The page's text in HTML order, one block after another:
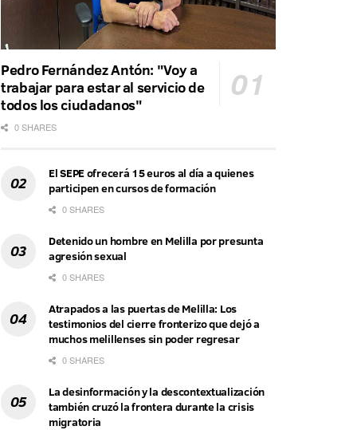
Pedro Fernández Antón: "Voy a
trabajar para estar al servicio de
todos los ciudadanos"
0 SHARES
El SEPE ofrecerá 15 euros al día a quienes
participen en cursos de formación
0 SHARES
Detenido un hombre en Melilla por presunta
agresión sexual
0 SHARES
Atrapados a las puertas de Melilla: Los
testimonios del cierre fronterizo que dejó a
muchos melillenses sin poder regresar
0 SHARES
La desinformación y la descontextualización
también cruzó la frontera durante la crisis
migratoria